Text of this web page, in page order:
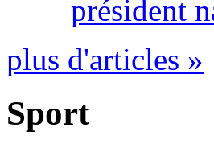
président
plus d'articles »
Sport